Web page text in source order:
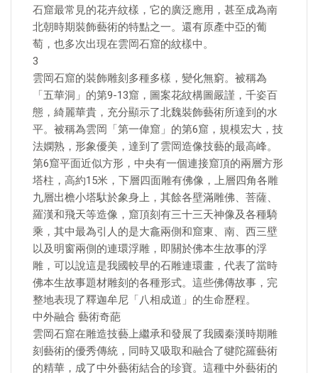
石窟最常見的花卉紋樣，它的廣泛應用，甚至成為南
北朝時期裝飾藝術的特點之一。還有原產中亞的葡
萄，也多次出現在雲岡石窟的紋樣中。
3
雲岡石窟的裝飾雕刻多種多樣，變化無窮。被稱為
「五華洞」的第9-13窟，圖案花紋構圖嚴謹，千姿百
態，綺麗華貴，充分顯示了北魏裝飾藝術所達到的水
平。被稱為雲岡「第一偉窟」的第6窟，規模宏大，技
法嫻熟，形象優美，達到了雲岡造像技藝的最高峰。
第6窟平面近似方形，中央有一個連接窟頂的兩層方形
塔柱，高約15米，下層四面雕有佛像，上層四角各雕
九層出檐小塔馱於象身上，其餘各壁滿雕佛、菩薩、
羅漢和飛天等造像，窟頂刻有三十三天神像及各種騎
乘，其中最為引人的是大龕兩側和窟東、南、西三壁
以及明窗兩側的連環浮雕，即關於佛本生故事的浮
雕，可以說這是我國較早的石雕連環畫，代表了當時
佛本生故事題材雕刻的各種形式。這些佛傳故事，完
整地表現了釋迦牟尼「八相成道」的生命歷程。
中外融合 藝術奇葩
雲岡石窟在雕造技藝上繼承和發展了我國秦漢時期雕
刻藝術的優秀傳統，同時又吸取和融合了犍陀羅藝術
的精華，成了中外藝術結合的珍寶。這種中外藝術的